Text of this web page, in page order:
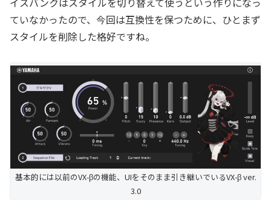
ていなかったので、今回は互換性を保つために、ひとまず
スタイルを削除した格好ですね。
基本的には以前のVX-βの機能、UIをそのまま引き継いでいるVX-β ver.
3.0